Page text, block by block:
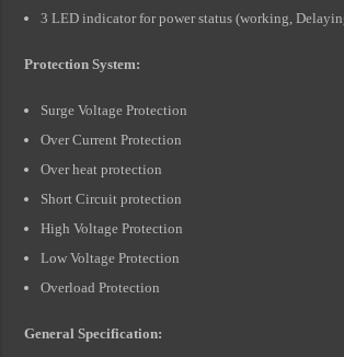
3 LED indicator for power status (working,
Protection System:
Surge Voltage Protection
Over Current Protection
Over heat protection
Short Circuit protection
High Voltage Protection
Low Voltage Protection
Overload Protection
General Specification: